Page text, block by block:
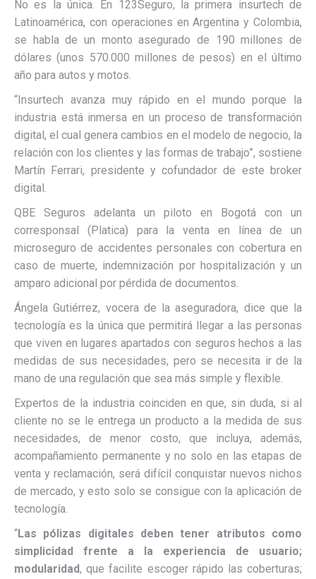
No es la única. En 123Seguro, la primera insurtech de
Latinoamérica, con operaciones en Argentina y Colombia,
se habla de un monto asegurado de 190 millones de
dólares (unos 570.000 millones de pesos) en el último
año para autos y motos.
“Insurtech avanza muy rápido en el mundo porque la
industria está inmersa en un proceso de transformación
digital, el cual genera cambios en el modelo de negocio, la
relación con los clientes y las formas de trabajo”, sostiene
Martín Ferrari, presidente y cofundador de este broker
digital.
QBE Seguros adelanta un piloto en Bogotá con un
corresponsal (Platica) para la venta en línea de un
microseguro de accidentes personales con cobertura en
caso de muerte, indemnización por hospitalización y un
amparo adicional por pérdida de documentos.
Ángela Gutiérrez, vocera de la aseguradora, dice que la
tecnología es la única que permitirá llegar a las personas
que viven en lugares apartados con seguros hechos a las
medidas de sus necesidades, pero se necesita ir de la
mano de una regulación que sea más simple y flexible.
Expertos de la industria coinciden en que, sin duda, si al
cliente no se le entrega un producto a la medida de sus
necesidades, de menor costo, que incluya, además,
acompañamiento permanente y no solo en las etapas de
venta y reclamación, será difícil conquistar nuevos nichos
de mercado, y esto solo se consigue con la aplicación de
tecnología.
“Las pólizas digitales deben tener atributos como
simplicidad frente a la experiencia de usuario;
modularidad, que facilite escoger rápido las coberturas;